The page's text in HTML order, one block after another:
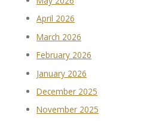
April 2026
March 2026
February 2026
January 2026
December 2025
November 2025